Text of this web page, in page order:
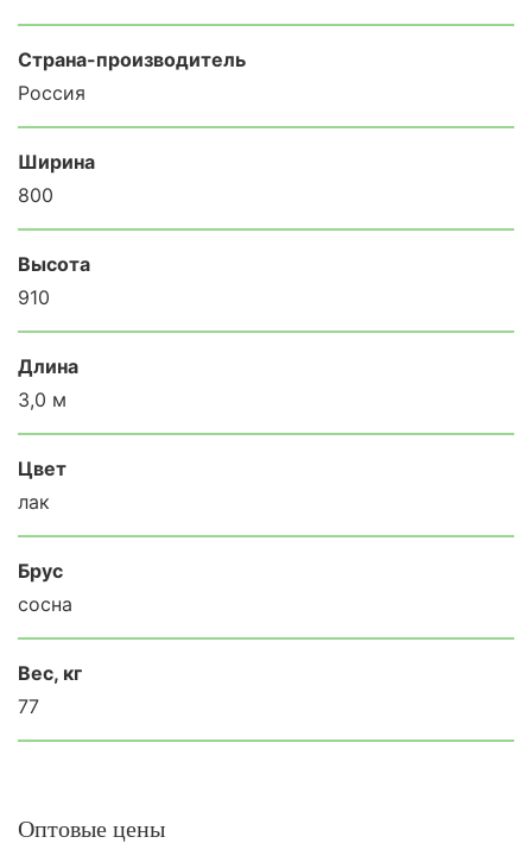
Страна-производитель
Россия
Ширина
800
Высота
910
Длина
3,0 м
Цвет
лак
Брус
сосна
Вес, кг
77
Оптовые цены